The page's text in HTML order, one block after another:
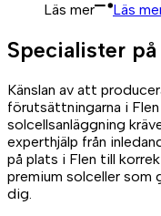
Läs mer Läs
Specialister på
Känslan av att
förutsättningarna i
solcellsanläggning
experthjälp från
på plats i Flen till
premium solceller som
dig.